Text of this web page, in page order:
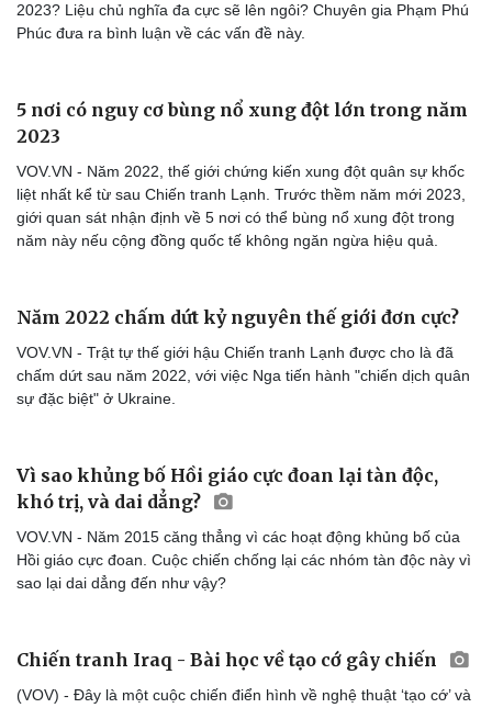
2023? Liệu chủ nghĩa đa cực sẽ lên ngôi? Chuyên gia Phạm Phú
Phúc đưa ra bình luận về các vấn đề này.
5 nơi có nguy cơ bùng nổ xung đột lớn trong năm
2023
VOV.VN - Năm 2022, thế giới chứng kiến xung đột quân sự khốc
liệt nhất kể từ sau Chiến tranh Lạnh. Trước thềm năm mới 2023,
giới quan sát nhận định về 5 nơi có thể bùng nổ xung đột trong
năm này nếu cộng đồng quốc tế không ngăn ngừa hiệu quả.
Năm 2022 chấm dứt kỷ nguyên thế giới đơn cực?
VOV.VN - Trật tự thế giới hậu Chiến tranh Lạnh được cho là đã
chấm dứt sau năm 2022, với việc Nga tiến hành "chiến dịch quân
sự đặc biệt" ở Ukraine.
Vì sao khủng bố Hồi giáo cực đoan lại tàn độc,
khó trị, và dai dẳng?
VOV.VN - Năm 2015 căng thẳng vì các hoạt động khủng bố của
Hồi giáo cực đoan. Cuộc chiến chống lại các nhóm tàn độc này vì
sao lại dai dẳng đến như vậy?
Chiến tranh Iraq - Bài học về tạo cớ gây chiến
(VOV) - Đây là một cuộc chiến điển hình về nghệ thuật ‘tạo cớ’ và